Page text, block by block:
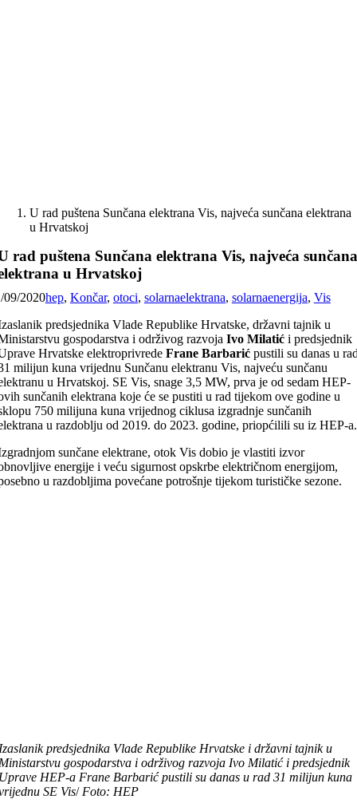
U rad puštena Sunčana elektrana Vis, najveća sunčana elektrana
u Hrvatskoj
rad puštena Sunčana elektrana Vis, najveća
u Hrvatskoj
09/2020hep, Končar, otoci, solarnaelektrana, solarnaenergija, Vis
predsjednika Vlade Republike Hrvatske, državni tajnik u
gospodarstva i održivog razvojaIvo Milatić i predsjednik
Hrvatske elektroprivredeFrane Barbarić pustili su danas u
milijun kuna vrijednu Sunčanu elektranu Vis, najveću sunčanu
u Hrvatskoj. SE Vis, snage 3,5 MW, prva je od sedam HEP-
sunčanih elektrana koje će se pustiti u rad tijekom ove godine u
750 milijuna kuna vrijednog ciklusa izgradnje sunčanih
u razdoblju od 2019. do 2023. godine, priopćilili su iz HEP-a.
sunčane elektrane, otok Vis dobio je vlastiti izvor
energije i veću sigurnost opskrbe električnom energijom,
u razdobljima povećane potrošnje tijekom turističke sezone.
predsjednika Vlade Republike Hrvatske i državni tajnik u
gospodarstva i održivog razvoja Ivo Milatić i predsjednik
HEP-a Frane Barbarić pustili su danas u rad 31 milijun kuna
SE Vis/ Foto: HEP